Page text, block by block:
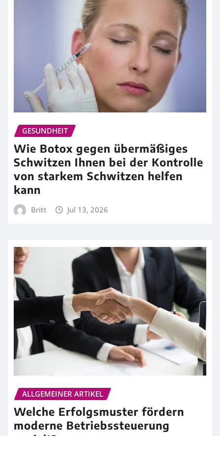
GESUNDHEIT
Wie Botox gegen übermäßiges
Schwitzen Ihnen bei der Kontrolle
von starkem Schwitzen helfen
kann
Britt Jul 13, 2026
ALLGEMEINER ARTIKEL
Welche Erfolgsmuster fördern
moderne Betriebssteuerung
gezielt?